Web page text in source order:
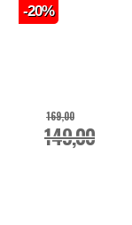
149,00
169,00
-20%